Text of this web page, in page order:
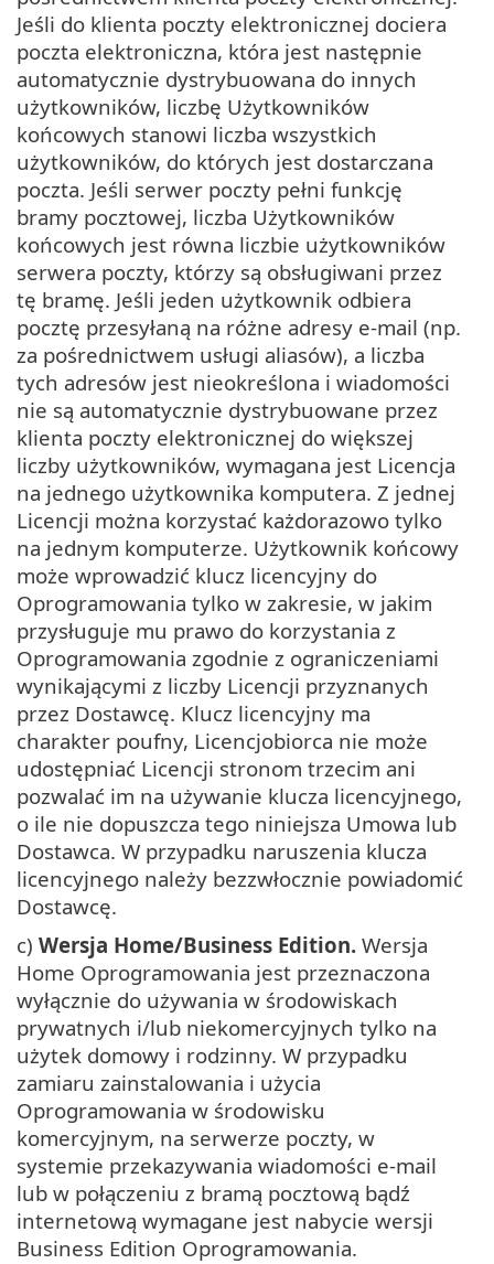
Jeśli do klienta poczty elektronicznej dociera
poczta elektroniczna, która jest następnie
automatycznie dystrybuowana do innych
użytkowników, liczbę Użytkowników
końcowych stanowi liczba wszystkich
użytkowników, do których jest dostarczana
poczta. Jeśli serwer poczty pełni funkcję
bramy pocztowej, liczba Użytkowników
końcowych jest równa liczbie użytkowników
serwera poczty, którzy są obsługiwani przez
tę bramę. Jeśli jeden użytkownik odbiera
pocztę przesyłaną na różne adresy e-mail (np.
za pośrednictwem usługi aliasów), a liczba
tych adresów jest nieokreślona i wiadomości
nie są automatycznie dystrybuowane przez
klienta poczty elektronicznej do większej
liczby użytkowników, wymagana jest Licencja
na jednego użytkownika komputera. Z jednej
Licencji można korzystać każdorazowo tylko
na jednym komputerze. Użytkownik końcowy
może wprowadzić klucz licencyjny do
Oprogramowania tylko w zakresie, w jakim
przysługuje mu prawo do korzystania z
Oprogramowania zgodnie z ograniczeniami
wynikającymi z liczby Licencji przyznanych
przez Dostawcę. Klucz licencyjny ma
charakter poufny, Licencjobiorca nie może
udostępniać Licencji stronom trzecim ani
pozwalać im na używanie klucza licencyjnego,
o ile nie dopuszcza tego niniejsza Umowa lub
Dostawca. W przypadku naruszenia klucza
licencyjnego należy bezzwłocznie powiadomić
Dostawcę.
c) Wersja Home/Business Edition. Wersja
Home Oprogramowania jest przeznaczona
wyłącznie do używania w środowiskach
prywatnych i/lub niekomercyjnych tylko na
użytek domowy i rodzinny. W przypadku
zamiaru zainstalowania i użycia
Oprogramowania w środowisku
komercyjnym, na serwerze poczty, w
systemie przekazywania wiadomości e-mail
lub w połączeniu z bramą pocztową bądź
internetową wymagane jest nabycie wersji
Business Edition Oprogramowania.